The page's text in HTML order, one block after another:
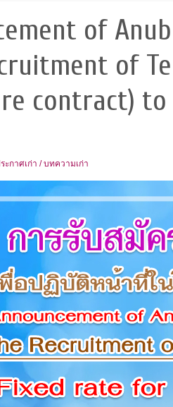
of
of
contract) to
ะกาศเก่า / บทความเก่า